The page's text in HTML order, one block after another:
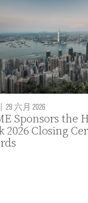
| 29 六月 2026
Sponsors the
2026 Closing